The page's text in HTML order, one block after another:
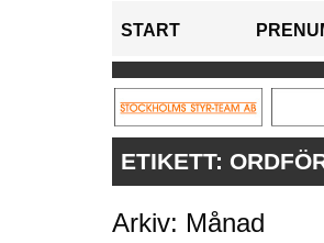
START
ETIKETT:
Arkiv: Månad